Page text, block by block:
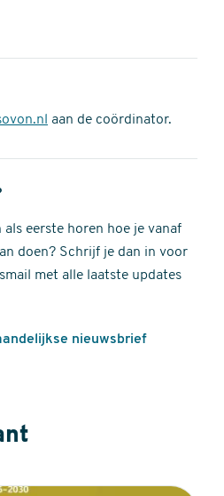
aan de coördinator.
eerste horen hoe je vanaf
doen? Schrijf je dan in voor
met alle laatste updates
nieuwsbrief